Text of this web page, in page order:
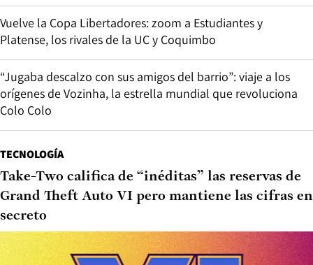
Vuelve la Copa Libertadores: zoom a Estudiantes y
Platense, los rivales de la UC y Coquimbo
“Jugaba descalzo con sus amigos del barrio”: viaje a los
orígenes de Vozinha, la estrella mundial que revoluciona
Colo Colo
TECNOLOGÍA
Take-Two califica de “inéditas” las reservas de
Grand Theft Auto VI pero mantiene las cifras en
secreto